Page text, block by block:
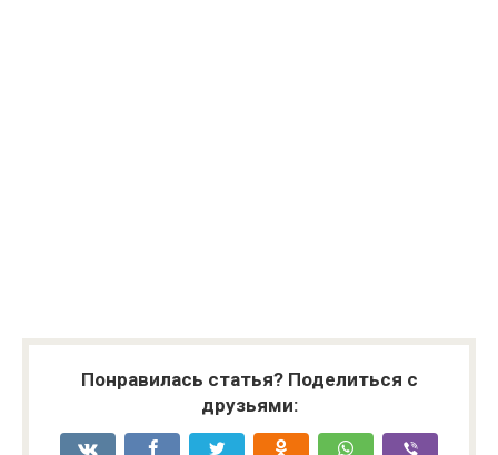
Понравилась статья? Поделиться с
друзьями: